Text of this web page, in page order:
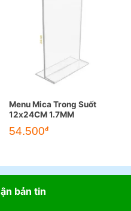
Menu Mica Trong Suốt
12x24CM 1.7MM
54.500đ
bản tin